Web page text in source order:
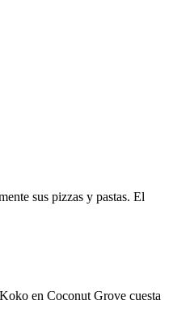
sus pizzas y pastas. El
en Coconut Grove cuesta